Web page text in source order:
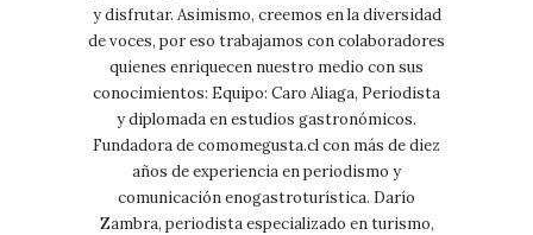
y disfrutar. Asimismo, creemos en la diversidad
de voces, por eso trabajamos con colaboradores
quienes enriquecen nuestro medio con sus
conocimientos: Equipo: Caro Aliaga, Periodista
y diplomada en estudios gastronómicos.
Fundadora de comomegusta.cl con más de diez
años de experiencia en periodismo y
comunicación enogastroturística. Darío
Zambra, periodista especializado en turismo,